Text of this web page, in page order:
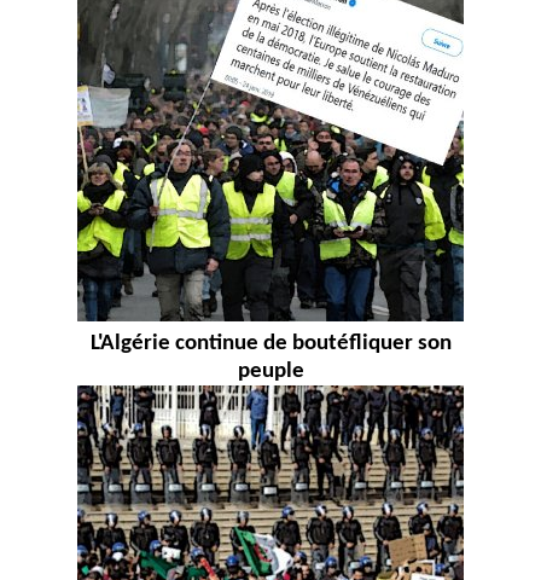
L'Algérie continue de boutéfliquer son
peuple